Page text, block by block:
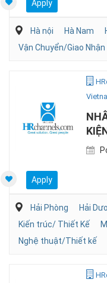
Apply
Hà nội Hà Nam
Vận Chuyển/Giao Nhận
Apply
Hải Phòng Hải
Kiến trúc/ Thiết Kế
Nghệ thuật/Thiết kế